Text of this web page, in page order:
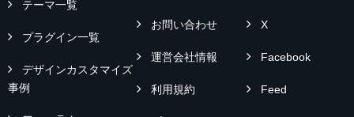
テーマ一覧
プラグイン一覧
デザインカスタマイズ
事例
お問い合わせ
運営会社情報
利用規約
X
Facebook
Feed